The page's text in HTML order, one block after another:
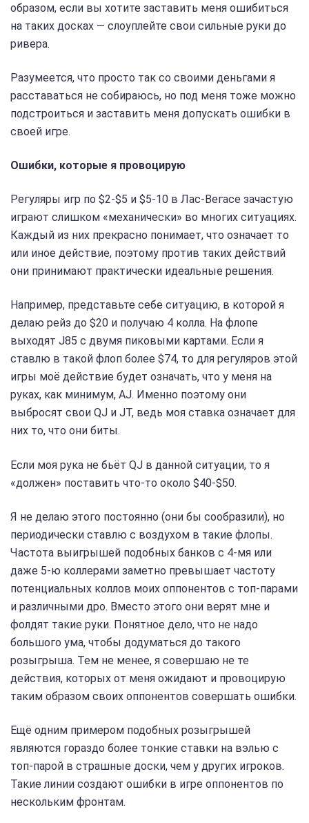
образом, если вы хотите заставить меня ошибиться
на таких досках — слоуплейте свои сильные руки до
ривера.
Разумеется, что просто так со своими деньгами я
расставаться не собираюсь, но под меня тоже можно
подстроиться и заставить меня допускать ошибки в
своей игре.
Ошибки, которые я провоцирую
Регуляры игр по $2-$5 и $5-10 в Лас-Вегасе зачастую
играют слишком «механически» во многих ситуациях.
Каждый из них прекрасно понимает, что означает то
или иное действие, поэтому против таких действий
они принимают практически идеальные решения.
Например, представьте себе ситуацию, в которой я
делаю рейз до $20 и получаю 4 колла. На флопе
выходят J85 с двумя пиковыми картами. Если я
ставлю в такой флоп более $74, то для регуляров этой
игры моё действие будет означать, что у меня на
руках, как минимум, AJ. Именно поэтому они
выбросят свои QJ и JT, ведь моя ставка означает для
них то, что они биты.
Если моя рука не бьёт QJ в данной ситуации, то я
«должен» поставить что-то около $40-$50.
Я не делаю этого постоянно (они бы сообразили), но
периодически ставлю с воздухом в такие флопы.
Частота выигрышей подобных банков с 4-мя или
даже 5-ю коллерами заметно превышает частоту
потенциальных коллов моих оппонентов с топ-парами
и различными дро. Вместо этого они верят мне и
фолдят такие руки. Понятное дело, что не надо
большого ума, чтобы додуматься до такого
розыгрыша. Тем не менее, я совершаю не те
действия, которых от меня ожидают и провоцирую
таким образом своих оппонентов совершать ошибки.
Ещё одним примером подобных розыгрышей
являются гораздо более тонкие ставки на вэлью с
топ-парой в страшные доски, чем у других игроков.
Такие линии создают ошибки в игре оппонентов по
нескольким фронтам.